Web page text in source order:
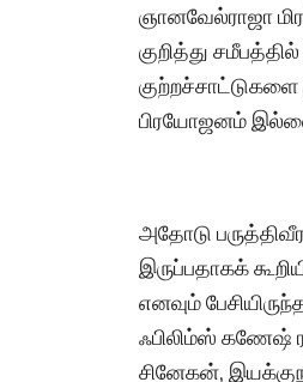
ஞானவேல்ராஜா
குறித்து
பிரயோஜனம் இல்லை
அதோடு
இருப்பதாகக்
எனவும்
ஃபிலிம்ஸ் கணேஷ்
சினேகன்,